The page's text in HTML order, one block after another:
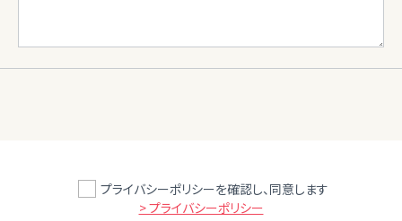
プライバシーポリシーを確認し、同意します
> プライバシーポリシー